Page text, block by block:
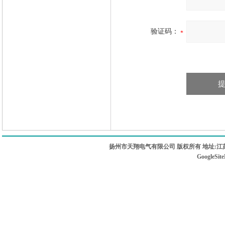
验证码：
扬州市天翔电气有限公司 版权所有 地址: